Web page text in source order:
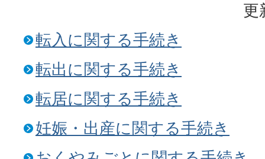
更
転入に関する手続き
転出に関する手続き
転居に関する手続き
妊娠・出産に関する手続き